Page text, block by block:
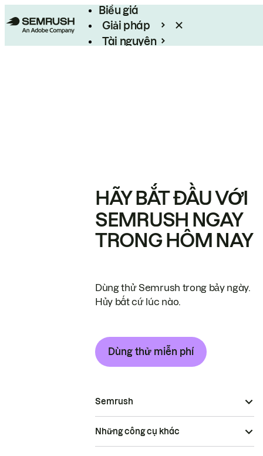
Biểu giá
Giải pháp
Tài nguyên
HÃY BẮT ĐẦU VỚI
SEMRUSH NGAY
TRONG HÔM NAY
Dùng thử Semrush trong bảy ngày.
Hủy bất cứ lúc nào.
Dùng thử miễn phí
Semrush
Những công cụ khác